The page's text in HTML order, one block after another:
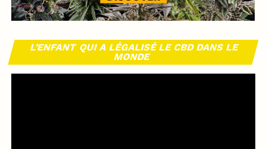
L’ENFANT QUI A LÉGALISÉ LE CBD DANS LE
MONDE